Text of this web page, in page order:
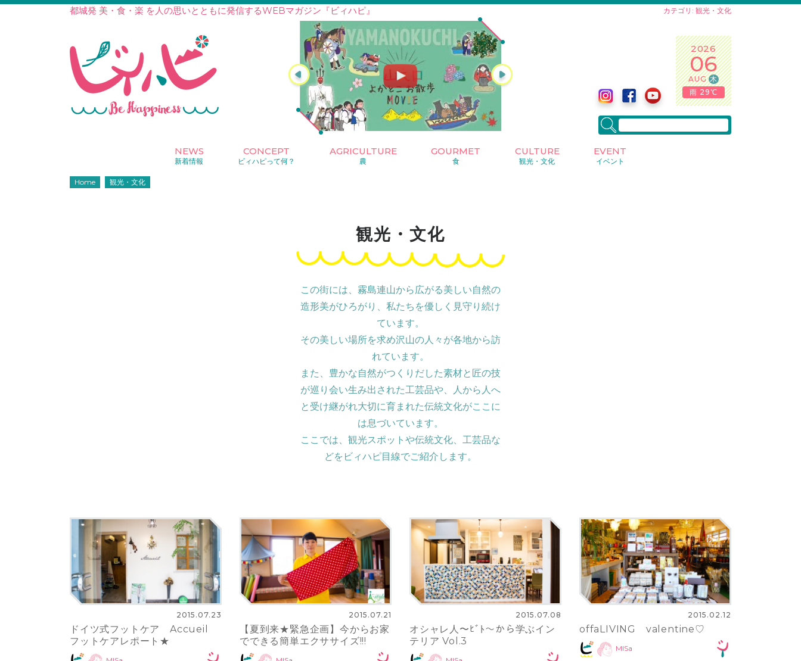
カテゴリ: 観光・文化
都城発 美・食・楽 を人の思いとともに発信するWEBマガジン『ビィハピ』
2026
06
AUG木
雨 29℃
NEWS
新着情報
CONCEPT
ビィハピって何？
AGRICULTURE
農
GOURMET
食
CULTURE
観光・文化
EVENT
イベント
Home 観光・文化
観光・文化
この街には、霧島連山から広がる美しい自然の
造形美がひろがり、私たちを優しく見守り続け
ています。
その美しい場所を求め沢山の人々が各地から訪
れています。
また、豊かな自然がつくりだした素材と匠の技
が巡り会い生み出された工芸品や、人から人へ
と受け継がれ大切に育まれた伝統文化がここに
は息づいています。
ここでは、観光スポットや伝統文化、工芸品な
どをビィハピ目線でご紹介します。
2015.07.23
ドイツ式フットケア Accueil
フットケアレポート★
2015.07.21
【夏到来★緊急企画】今からお家
でできる簡単エクササイズ!!!
2015.07.08
オシャレ人〜ﾋﾞﾄ〜から学ぶイン
テリア Vol.3
2015.02.12
offaLIVING valentine♡
MISa